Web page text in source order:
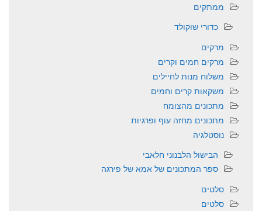
ממתקים
כדורי שוקולד
מרקים
מרקים חמים וקרים
משלוח מנות לחיילים
משקאות קרים וחמים
מתכונים מהצומח
מתכונים מחזה עוף ופרגיות
נוסטלגיה
הבישול הלבנוני חלאבי
ספר המתכונים של אמא של פירגה
סלטים
סלטים